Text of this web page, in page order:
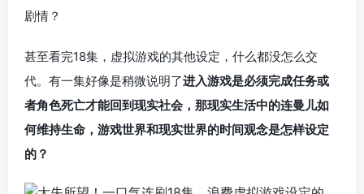
剧情？
甚至看完18集，虚拟游戏的其他设定，什么都没怎么交
代。有一集好像是稍微说明了进入游戏是必须完成任务或
者角色死亡才能回到现实社会，那现实生活中的连曼儿如
何维持生命，游戏世界和现实世界的时间观念是怎样设定
的？